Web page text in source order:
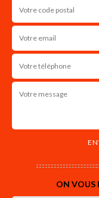
ON VOUS